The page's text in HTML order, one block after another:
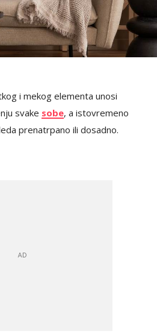
i mekog elementa unosi
svake sobe, a istovremeno
prenatrpano ili dosadno.